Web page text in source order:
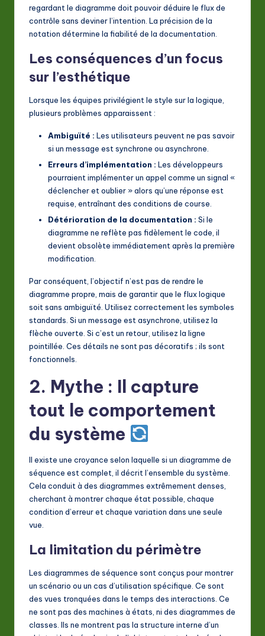
regardant le diagramme doit pouvoir déduire le flux de
contrôle sans deviner l’intention. La précision de la
notation détermine la fiabilité de la documentation.
Les conséquences d’un focus
sur l’esthétique
Lorsque les équipes privilégient le style sur la logique,
plusieurs problèmes apparaissent :
Ambiguïté : Les utilisateurs peuvent ne pas savoir
si un message est synchrone ou asynchrone.
Erreurs d’implémentation : Les développeurs
pourraient implémenter un appel comme un signal «
déclencher et oublier » alors qu’une réponse est
requise, entraînant des conditions de course.
Détérioration de la documentation : Si le
diagramme ne reflète pas fidèlement le code, il
devient obsolète immédiatement après la première
modification.
Par conséquent, l’objectif n’est pas de rendre le
diagramme propre, mais de garantir que le flux logique
soit sans ambiguïté. Utilisez correctement les symboles
standards. Si un message est asynchrone, utilisez la
flèche ouverte. Si c’est un retour, utilisez la ligne
pointillée. Ces détails ne sont pas décoratifs ; ils sont
fonctionnels.
2. Mythe : Il capture
tout le comportement
du système
Il existe une croyance selon laquelle si un diagramme de
séquence est complet, il décrit l’ensemble du système.
Cela conduit à des diagrammes extrêmement denses,
cherchant à montrer chaque état possible, chaque
condition d’erreur et chaque variation dans une seule
vue.
La limitation du périmètre
Les diagrammes de séquence sont conçus pour montrer
un scénario ou un cas d’utilisation spécifique. Ce sont
des vues tronquées dans le temps des interactions. Ce
ne sont pas des machines à états, ni des diagrammes de
classes. Ils ne montrent pas la structure interne d’un